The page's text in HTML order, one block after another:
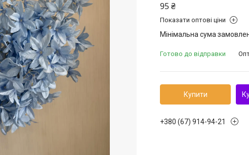
95 ₴
Показати оптові ціни
Мінімальна сума
Готово до відправки
Купити
+380 (67) 914-94-21